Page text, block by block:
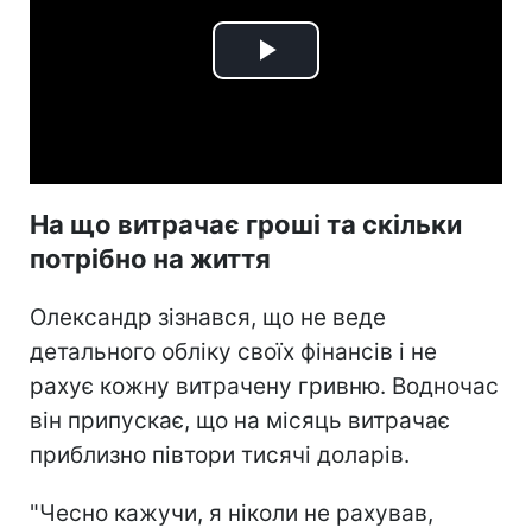
Play
На що витрачає гроші та скільки
потрібно на життя
Олександр зізнався, що не веде
детального обліку своїх фінансів і не
рахує кожну витрачену гривню. Водночас
він припускає, що на місяць витрачає
приблизно півтори тисячі доларів.
"Чесно кажучи, я ніколи не рахував,